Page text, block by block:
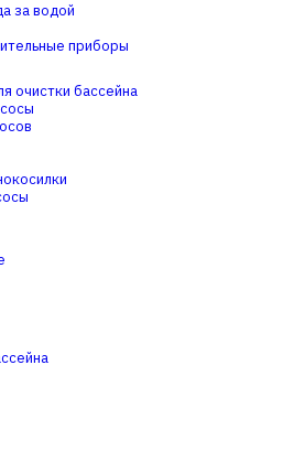
за водой
приборы
очистки бассейна